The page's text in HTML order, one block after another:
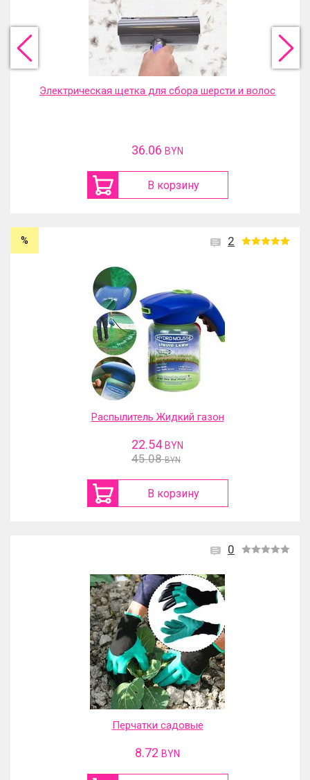
Электрическая щетка для сбора шерсти и волос
36.06 BYN
В корзину
2
%
Распылитель Жидкий газон
22.54 BYN
45.08 BYN
В корзину
0
Перчатки садовые
8.72 BYN